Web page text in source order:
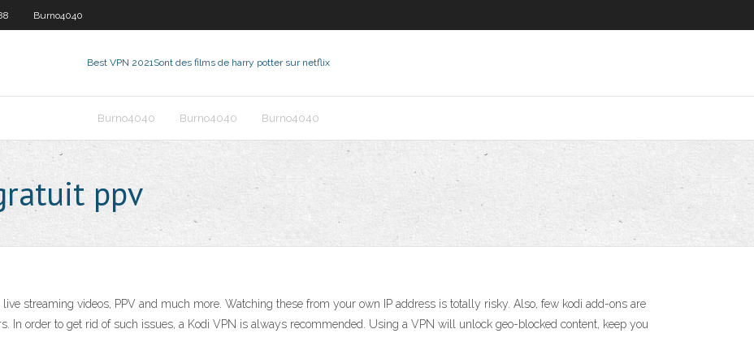
Burno4040
Best VPN 2021Sont des films de harry potter sur netflix
Burno4040 Burno4040 Burno4040
ppv
streaming videos, PPV and much more. Watching these from your own IP address is totally risky. Also, few kodi add-ons are
In order to get rid of such issues, a Kodi VPN is always recommended. Using a VPN will unlock geo-blocked content, keep you